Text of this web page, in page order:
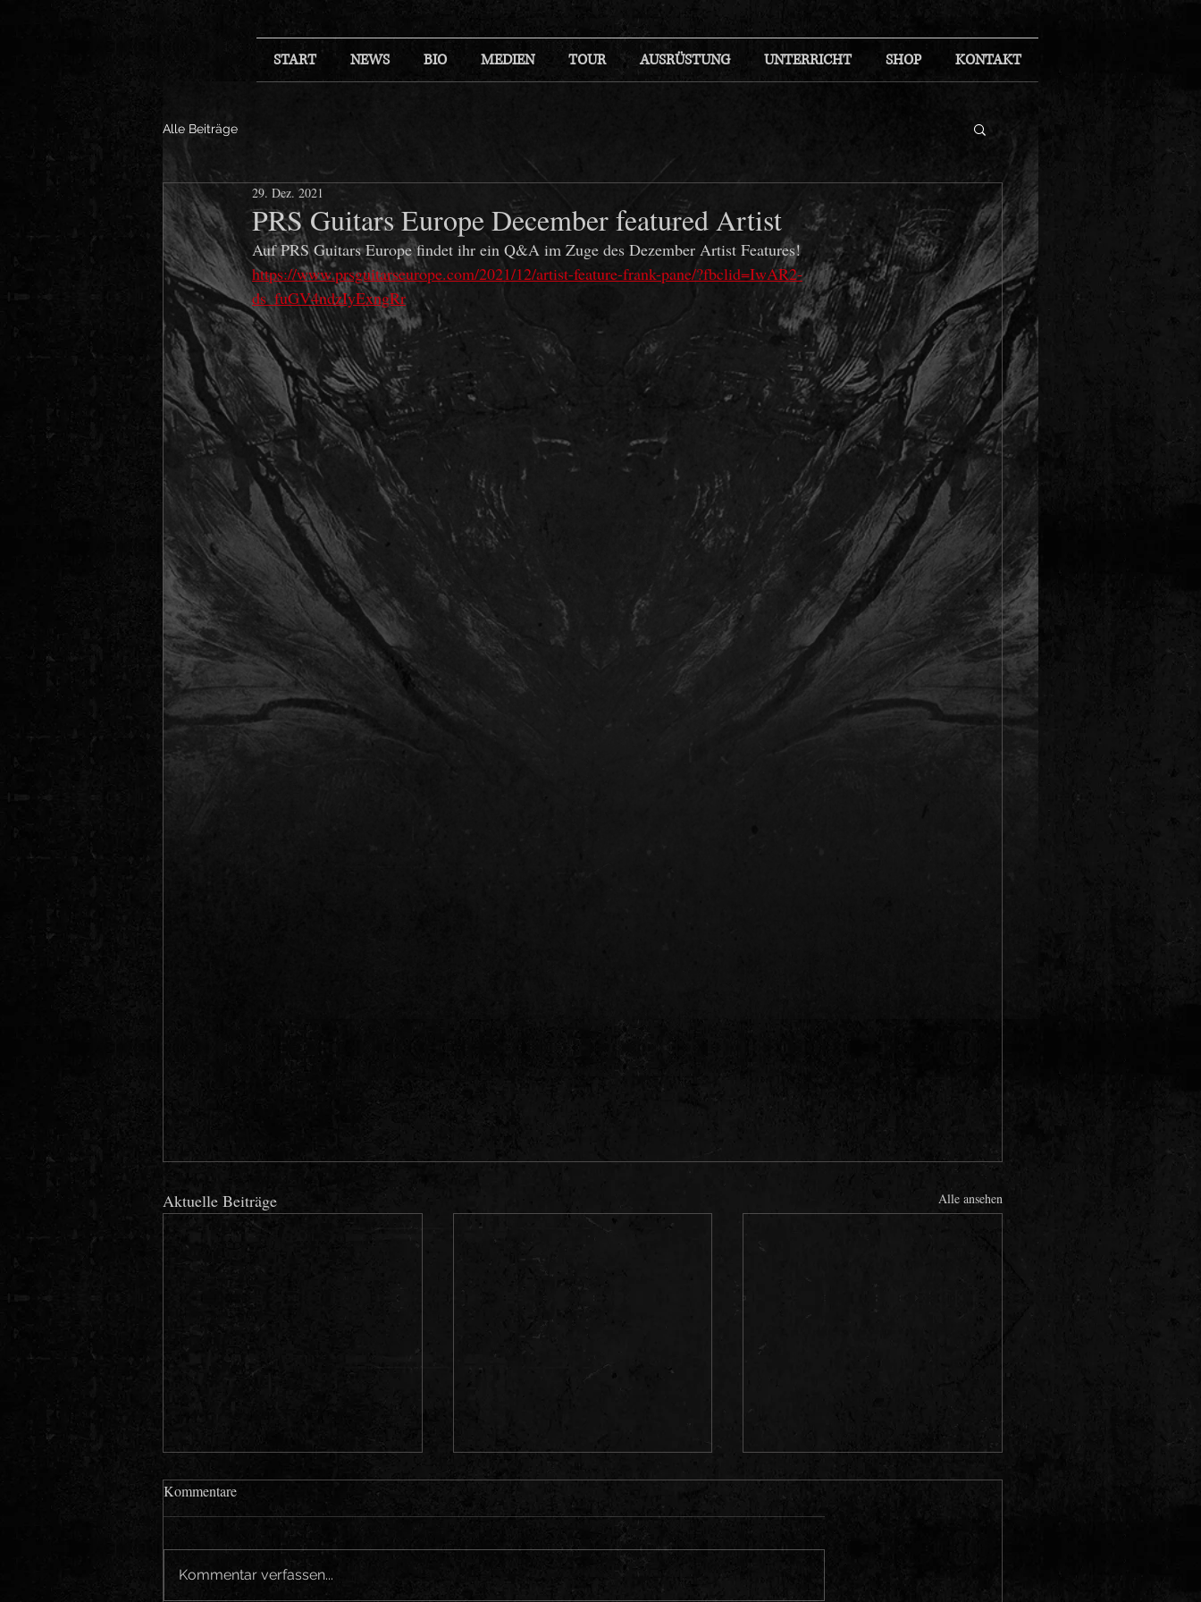
START NEWS BIO MEDIEN TOUR AUSRÜSTUNG UNTERRICHT SHOP KONTAKT
Alle Beiträge
PRS Guitars Europe December featured Artist
29. Dez. 2021
Auf PRS Guitars Europe findet ihr ein Q&A im Zuge des Dezember Artist Features!
https://www.prsguitarseurope.com/2021/12/artist-feature-frank-pane/?fbclid=IwAR2-
ds_fuGV4ndzIyExngRr
Aktuelle Beiträge Alle ansehen
Kommentare
Kommentar verfassen...